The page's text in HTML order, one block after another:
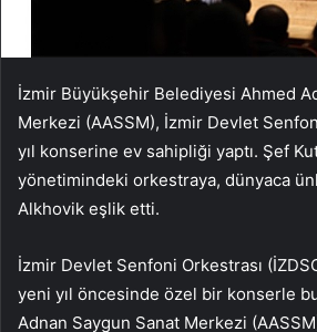
İzmir Büyükşehir Belediyesi Ahmed
Merkezi (AASSM), İzmir Devlet
yıl konserine ev sahipliği yaptı. Şef
yönetimindeki orkestraya, dünyaca
Alkhovik eşlik etti.
İzmir Devlet Senfoni Orkestrası
yeni yıl öncesinde özel bir konserle
Adnan Saygun Sanat Merkezi